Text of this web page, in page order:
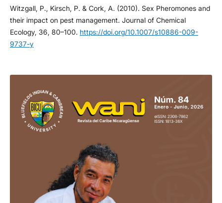
Witzgall, P., Kirsch, P. & Cork, A. (2010). Sex Pheromones and
their impact on pest management. Journal of Chemical
Ecology, 36, 80–100. https://doi.org/10.1007/s10886-009-
9737-y